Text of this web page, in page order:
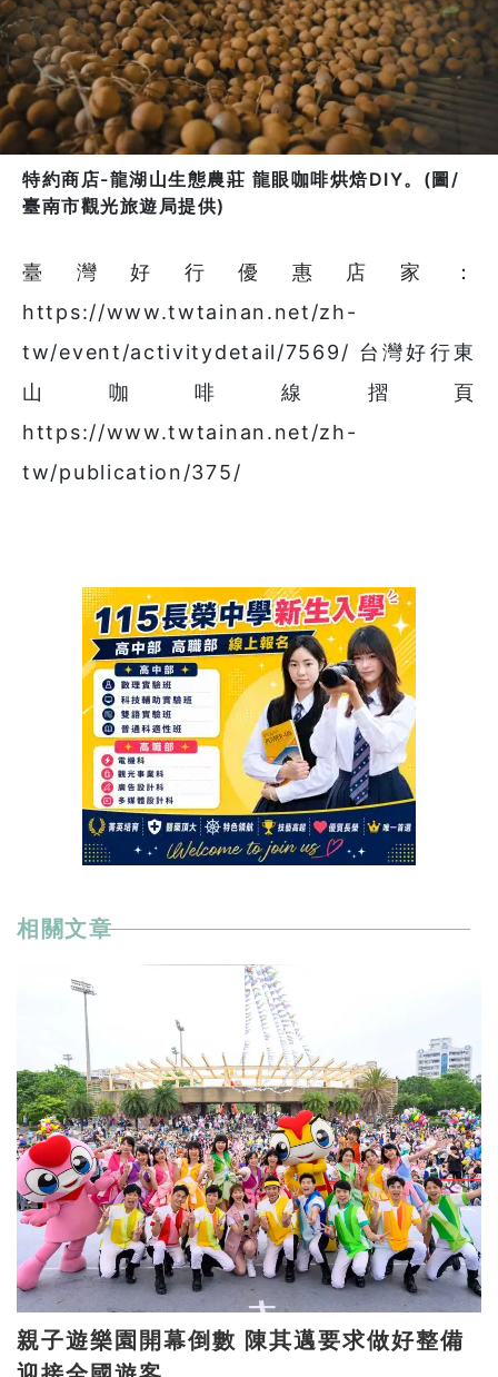
特約商店-龍湖山生態農莊 龍眼咖啡烘焙DIY。(圖/
臺南市觀光旅遊局提供)
臺灣好行優惠店家：
https://www.twtainan.net/zh-
tw/event/activitydetail/7569/ 台灣好行東
山咖啡線摺頁
https://www.twtainan.net/zh-
tw/publication/375/
相關文章
親子遊樂園開幕倒數 陳其邁要求做好整備